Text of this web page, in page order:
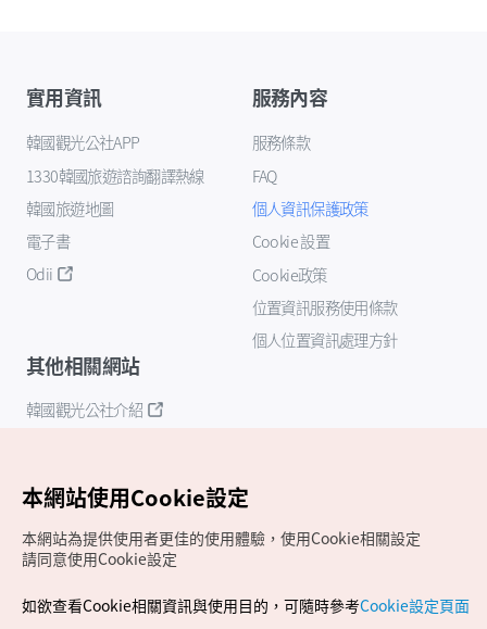
實用資訊
韓國觀光公社APP
1330韓國旅遊諮詢翻譯熱線
韓國旅遊地圖
電子書
Odii
服務內容
服務條款
FAQ
個人資訊保護政策
Cookie 設置
Cookie政策
位置資訊服務使用條款
個人位置資訊處理方針
其他相關網站
韓國觀光公社介紹
Copyrights (c) 韓國觀光公社版權所有
本網站使用Cookie設定
本網站為提供使用者更佳的使用體驗，使用Cookie相關設定
請同意使用Cookie設定
如欲查看Cookie相關資訊與使用目的，可隨時參考Cookie設定頁面